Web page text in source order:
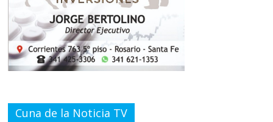
Cuna de la Noticia TV